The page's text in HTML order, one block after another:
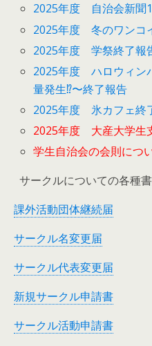
2025年度 自治会新聞
2025年度 冬のワンコ
2025年度 学祭終了報
2025年度 ハロウィン
量発生⁉︎〜終了報告
2025年度 氷カフェ終
2025年度 大産大学生
学生自治会の会則につ
サークルについての各種
課外活動団体継続届
サークル名変更届
サークル代表変更届
新規サークル申請書
サークル活動申請書